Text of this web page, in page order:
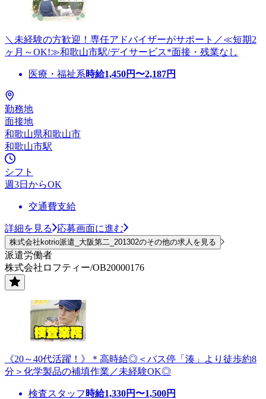
＼未経験の方歓迎！専任アドバイザーがサポート／≪短期2
ヶ月～OK!≫和歌山市駅/デイサービス*面接・残業なし
医療・福祉系時給1,450円〜2,187円
勤務地
面接地
和歌山県和歌山市
和歌山市駅
シフト
週3日からOK
交通費支給
詳細を見る 応募画面に進む
株式会社kotrio派遣_大阪第二_201302のその他の求人を見る
派遣労働者
株式会社ロフティー/OB20000176
《20～40代活躍！》＊高時給◎＜バス停「湊」より徒歩約8
分＞化学製品の補填作業／未経験OK◎
検査スタッフ 時給1,330円〜1,500円